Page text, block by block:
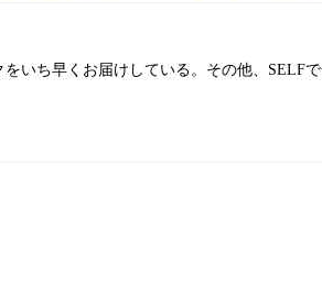
いち早くお届けしている。その他、SELF